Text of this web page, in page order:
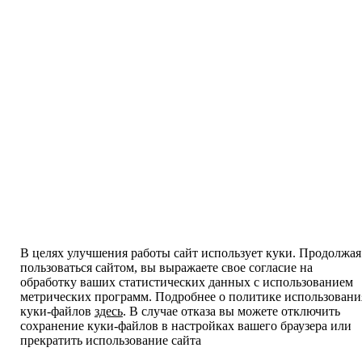
В целях улучшения работы сайт использует куки. Продолжая
пользоваться сайтом, вы выражаете свое согласие на
обработку ваших статистических данных с использованием
метрических программ. Подробнее о политике
куки-файлов здесь. В случае отказа вы можете отключить
сохранение куки-файлов в настройках вашего браузера или
прекратить использование сайта